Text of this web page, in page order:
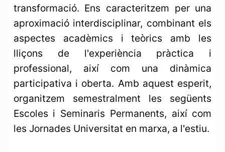
transformació. Ens caracteritzem per una
aproximació interdisciplinar, combinant els
aspectes acadèmics i teòrics amb les
lliçons de l'experiència pràctica i
professional, així com una dinàmica
participativa i oberta. Amb aquest esperit,
organitzem semestralment les següents
Escoles i Seminaris Permanents, així com
les Jornades Universitat en marxa, a l'estiu.